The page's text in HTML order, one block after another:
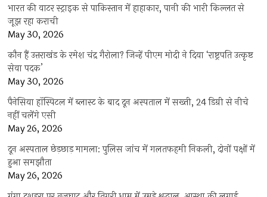
भारत की वाटर स्ट्राइक से पाकिस्तान में हाहाकार, पानी की भारी किल्लत से
जूझ रहा कराची
May 30, 2026
कौन हैं उत्तराखंड के रमेश चंद्र गैरोला? जिन्हें पीएम मोदी ने दिया ‘राष्ट्रपति उत्कृष्ट
सेवा पदक’
May 30, 2026
पैनेसिया हॉस्पिटल में ब्लास्ट के बाद दून अस्पताल में सख्ती, 24 डिग्री से नीचे
नहीं चलेंगे एसी
May 26, 2026
दून अस्पताल छेड़छाड़ मामला: पुलिस जांच में गलतफहमी निकली, दोनों पक्षों में
हुआ समझौता
May 26, 2026